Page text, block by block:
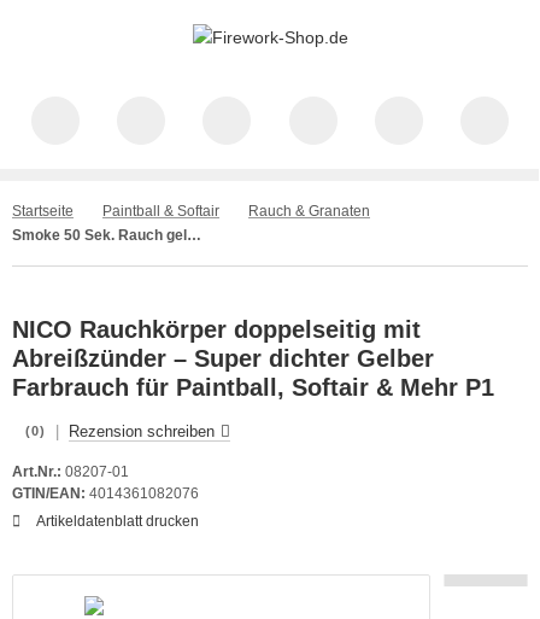
Startseite Paintball & Softair
Rauch & Granaten
Smoke 50 Sek. Rauch gelb Doppelseitig mit Reißzünder NICO
NICO Rauchkörper doppelseitig mit
Abreißzünder – Super dichter Gelber
Farbrauch für Paintball, Softair & Mehr P1
(0) Rezension schreiben
Art.Nr.: 08207-01
GTIN/EAN: 4014361082076
Artikeldatenblatt drucken